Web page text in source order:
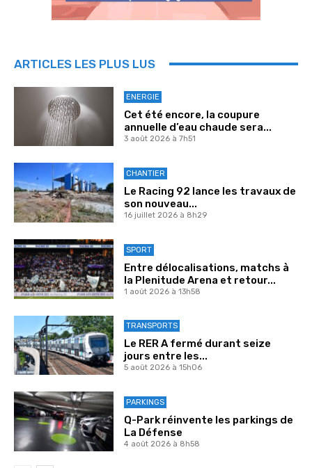
ARTICLES LES PLUS LUS
ENERGIE
Cet été encore, la coupure
annuelle d’eau chaude sera...
3 août 2026 à 7h51
CHANTIER
Le Racing 92 lance les travaux de
son nouveau...
16 juillet 2026 à 8h29
SPORT
Entre délocalisations, matchs à
la Plenitude Arena et retour...
1 août 2026 à 13h58
TRANSPORTS
Le RER A fermé durant seize
jours entre les...
5 août 2026 à 15h06
PARKINGS
Q-Park réinvente les parkings de
La Défense
4 août 2026 à 8h58